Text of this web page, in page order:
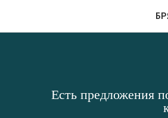
Есть предложения